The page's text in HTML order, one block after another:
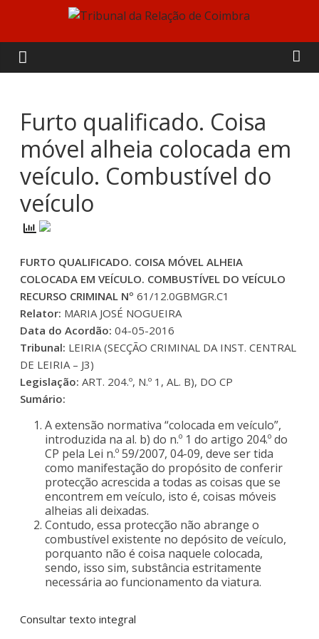
content
Tribunal
da
Relação
de
Coimbra
Furto qualificado. Coisa
móvel alheia colocada em
veículo. Combustível do
veículo
FURTO QUALIFICADO. COISA MÓVEL ALHEIA
COLOCADA EM VEÍCULO. COMBUSTÍVEL DO VEÍCULO
RECURSO CRIMINAL Nº 61/12.0GBMGR.C1
Relator: MARIA JOSÉ NOGUEIRA
Data do Acordão:04-05-2016
Tribunal: LEIRIA (SECÇÃO CRIMINAL DA INST. CENTRAL
DE LEIRIA – J3)
Legislação:ART. 204.º, N.º 1, AL. B), DO CP
Sumário:
A extensão normativa “colocada em veículo”,
introduzida na al. b) do n.º 1 do artigo 204.º do
CP pela Lei n.º 59/2007, 04-09, deve ser tida
como manifestação do propósito de conferir
protecção acrescida a todas as coisas que se
encontrem em veículo, isto é, coisas móveis
alheias ali deixadas.
Contudo, essa protecção não abrange o
combustível existente no depósito de veículo,
porquanto não é coisa naquele colocada,
sendo, isso sim, substância estritamente
necessária ao funcionamento da viatura.
Consultar texto integral